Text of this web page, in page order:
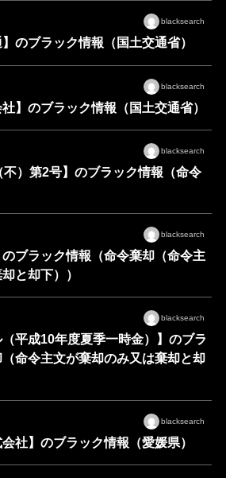
blacksearch
のブラック情報（国土交通省）
blacksearch
】のブラック情報（国土交通省）
blacksearch
不）第2号】のブラック情報（命令
blacksearch
のブラック情報（命令棄却（命令主
と却下））
blacksearch
（平成10年度夏季一時金）】のブラ
命令主文が棄却のみ又は棄却と却
blacksearch
社】のブラック情報（愛媛県）